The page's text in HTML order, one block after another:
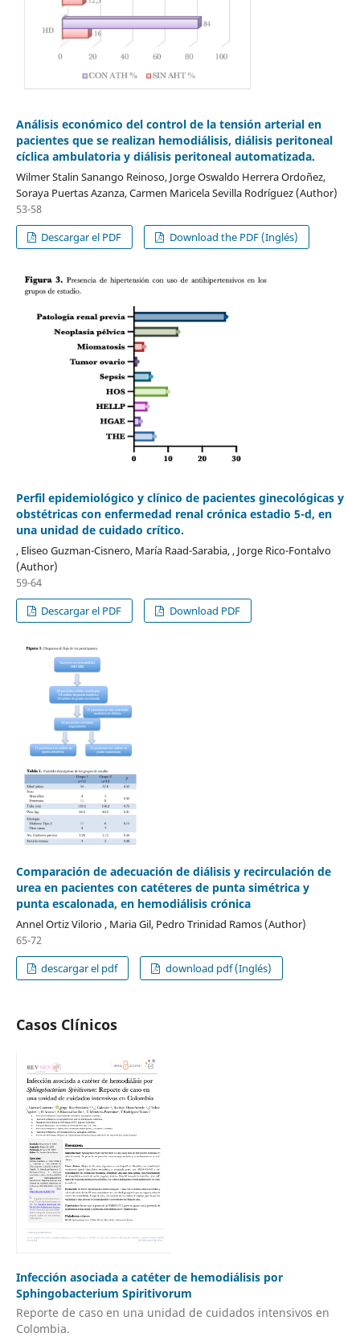
Análisis económico del control de la tensión arterial en
pacientes que se realizan hemodiálisis, diálisis peritoneal
cíclica ambulatoria y diálisis peritoneal automatizada.
Wilmer Stalin Sanango Reinoso, Jorge Oswaldo Herrera Ordoñez,
Soraya Puertas Azanza, Carmen Maricela Sevilla Rodríguez (Author)
53-58
Descargar el PDF
Download the PDF (Inglés)
Perfil epidemiológico y clínico de pacientes ginecológicas y
obstétricas con enfermedad renal crónica estadio 5-d, en
una unidad de cuidado crítico.
, Eliseo Guzman-Cisnero, María Raad-Sarabia, , Jorge Rico-Fontalvo
(Author)
59-64
Descargar el PDF
Download PDF
Comparación de adecuación de diálisis y recirculación de
urea en pacientes con catéteres de punta simétrica y
punta escalonada, en hemodiálisis crónica
Annel Ortiz Vilorio , Maria Gil, Pedro Trinidad Ramos (Author)
65-72
descargar el pdf
download pdf (Inglés)
Casos Clínicos
Infección asociada a catéter de hemodiálisis por
Sphingobacterium Spiritivorum
Reporte de caso en una unidad de cuidados intensivos en
Colombia.